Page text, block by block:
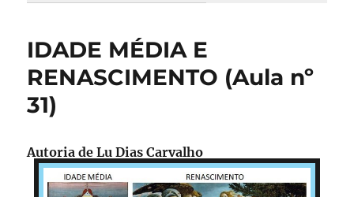
IDADE MÉDIA E
RENASCIMENTO (Aula nº
31)
Autoria de Lu Dias Carvalho